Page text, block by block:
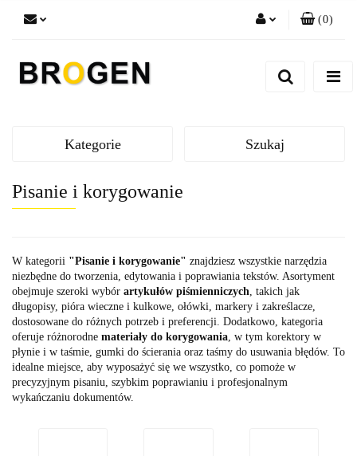
(0)
Kategorie Szukaj
Pisanie i korygowanie
W kategorii "Pisanie i korygowanie" znajdziesz wszystkie narzędzia
niezbędne do tworzenia, edytowania i poprawiania tekstów. Asortyment
obejmuje szeroki wybór artykułów piśmienniczych , takich jak
długopisy, pióra wieczne i kulkowe, ołówki, markery i zakreślacze,
dostosowane do różnych potrzeb i preferencji. Dodatkowo, kategoria
oferuje różnorodne materiały do korygowania , w tym korektory w
płynie i w taśmie, gumki do ścierania oraz taśmy do usuwania błędów. To
idealne miejsce, aby wyposażyć się we wszystko, co pomoże w
precyzyjnym pisaniu, szybkim poprawianiu i profesjonalnym
wykańczaniu dokumentów.